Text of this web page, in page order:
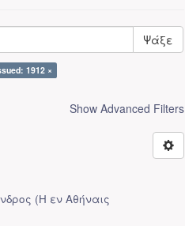
Ψάξε
1912 ×
Show Advanced Filters
(Η εν Αθήναις